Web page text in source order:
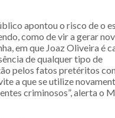
apontou o risco de o
como de vir a gerar
em que Joaz Oliveira é
de qualquer tipo de
pelos fatos pretéritos
a que se utilize
criminosos”, alerta o